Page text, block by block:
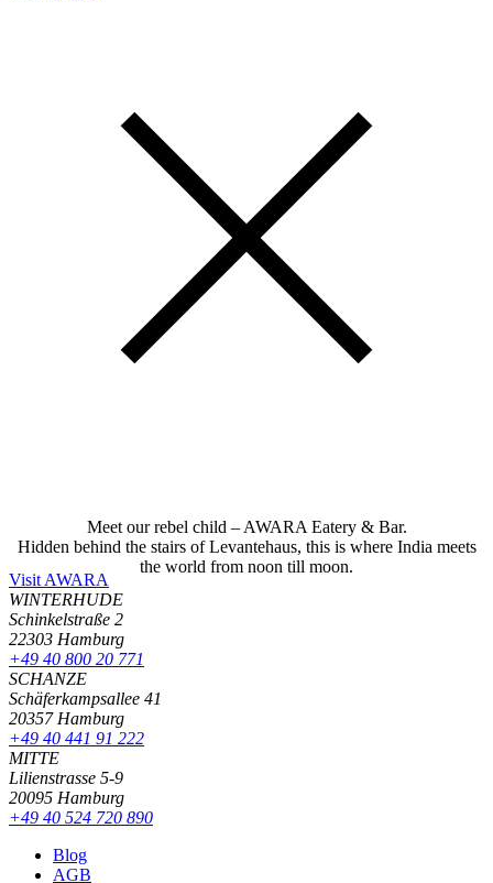
Meet our rebel child – AWARA Eatery & Bar.
Hidden behind the stairs of Levantehaus, this is where India meets
the world from noon till moon.
Visit AWARA
WINTERHUDE
Schinkelstraße 2
22303 Hamburg
+49 40 800 20 771
SCHANZE
Schäferkampsallee 41
20357 Hamburg
+49 40 441 91 222
MITTE
Lilienstrasse 5-9
20095 Hamburg
+49 40 524 720 890
Blog
AGB